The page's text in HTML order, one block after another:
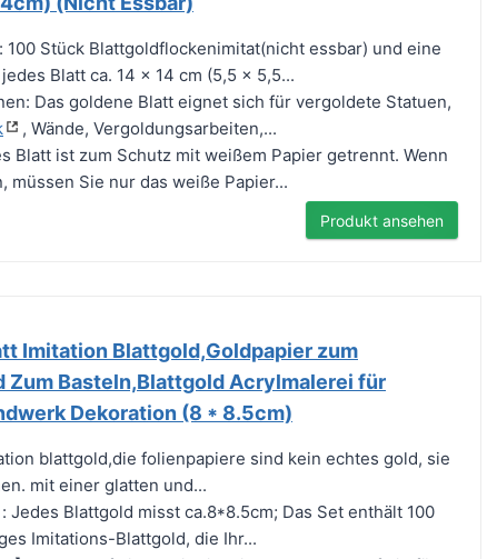
100 Stück Blattgoldflockenimitat(nicht essbar) und eine
jedes Blatt ca. 14 x 14 cm (5,5 x 5,5...
Das goldene Blatt eignet sich für vergoldete Statuen,
, Wände, Vergoldungsarbeiten,...
Blatt ist zum Schutz mit weißem Papier getrennt. Wenn
müssen Sie nur das weiße Papier...
Produkt ansehen
Imitation Blattgold,Goldpapier zum
Zum Basteln,Blattgold Acrylmalerei für
Dekoration (8 * 8.5cm)
blattgold,die folienpapiere sind kein echtes gold, sie
mit einer glatten und...
: Jedes Blattgold misst ca.8*8.5cm; Das Set enthält 100
Imitations-Blattgold, die Ihr...